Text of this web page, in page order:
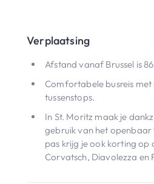
Verplaatsing
Afstand vanaf Brussel is
Comfortabele busreis
tussenstops.
In St. Moritz maak je
gebruik van het
pas krijg je ook korting op
Corvatsch, Diavolezza en